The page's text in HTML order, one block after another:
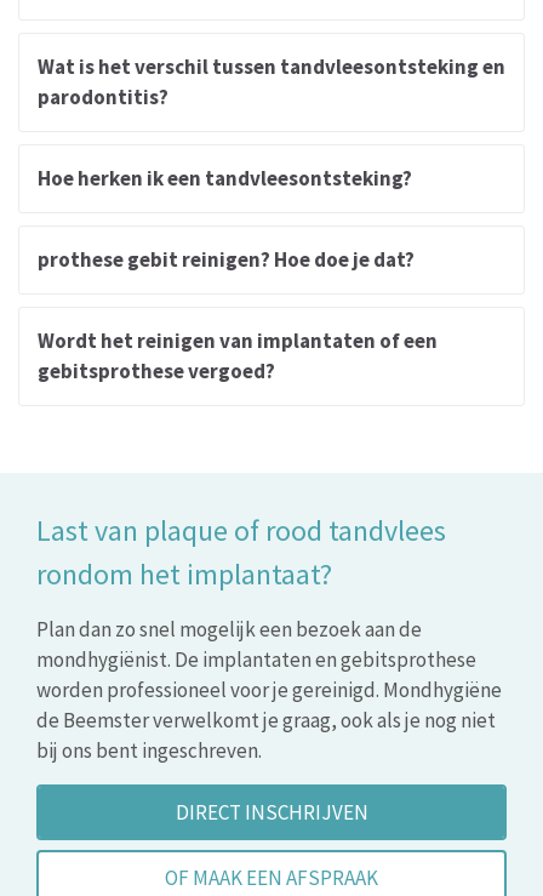
Wat is het verschil tussen tandvleesontsteking en
parodontitis?
Hoe herken ik een tandvleesontsteking?
prothese gebit reinigen? Hoe doe je dat?
Wordt het reinigen van implantaten of een
gebitsprothese vergoed?
Last van plaque of rood tandvlees
rondom het implantaat?
Plan dan zo snel mogelijk een bezoek aan de
mondhygiënist. De implantaten en gebitsprothese
worden professioneel voor je gereinigd. Mondhygiëne
de Beemster verwelkomt je graag, ook als je nog niet
bij ons bent ingeschreven.
DIRECT INSCHRIJVEN
OF MAAK EEN AFSPRAAK